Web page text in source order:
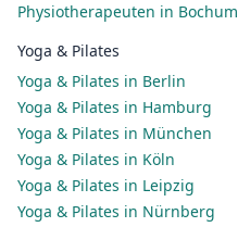
Physiotherapeuten in Bochum
Yoga & Pilates
Yoga & Pilates in Berlin
Yoga & Pilates in Hamburg
Yoga & Pilates in München
Yoga & Pilates in Köln
Yoga & Pilates in Leipzig
Yoga & Pilates in Nürnberg